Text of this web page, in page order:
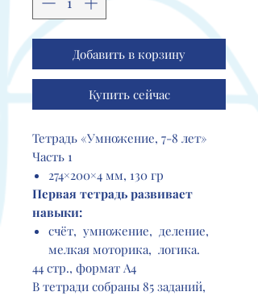
Добавить в корзину
Купить сейчас
Тетрадь «Умножение, 7-8 лет»
Часть 1
274×200×4 мм, 130 гр
Первая тетрадь развивает
навыки:
счёт, умножение, деление,
мелкая моторика, логика.
44 стр., формат А4
В тетради собраны 85 заданий,